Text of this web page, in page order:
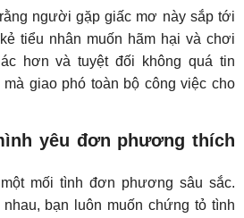
người gặp giấc mơ này sắp tới
tiểu nhân muốn hãm hại và chơi
hơn và tuyệt đối không quá tin
giao phó toàn bộ công việc cho
yêu đơn phương thích
mối tình đơn phương sâu sắc.
bạn luôn muốn chứng tỏ tình